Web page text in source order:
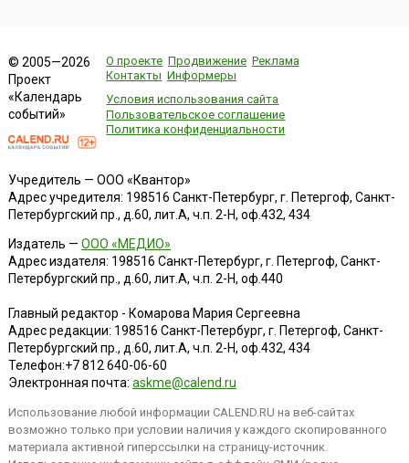
© 2005—2026
Проект
«Календарь
событий»
О проекте Продвижение Реклама
Контакты Информеры
Условия использования сайта
Пользовательское соглашение
Политика конфиденциальности
Учредитель — ООО «Квантор»
Адрес учредителя: 198516 Санкт-Петербург, г. Петергоф, Санкт-
Петербургский пр., д.60, лит.А, ч.п. 2-Н, оф.432, 434
Издатель — ООО «МЕДИО»
Адрес издателя: 198516 Санкт-Петербург, г. Петергоф, Санкт-
Петербургский пр., д.60, лит.А, ч.п. 2-Н, оф.440
Главный редактор - Комарова Мария Сергеевна
Адрес редакции: 198516 Санкт-Петербург, г. Петергоф, Санкт-
Петербургский пр., д.60, лит.А, ч.п. 2-Н, оф.432, 434
Телефон:+7 812 640-06-60
Электронная почта: askme@calend.ru
Использование любой информации CALEND.RU на веб-сайтах
возможно только при условии наличия у каждого скопированного
материала активной гиперссылки на страницу-источник.